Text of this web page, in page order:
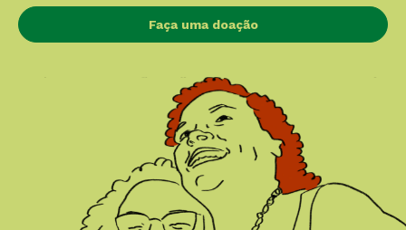
Faça uma doação